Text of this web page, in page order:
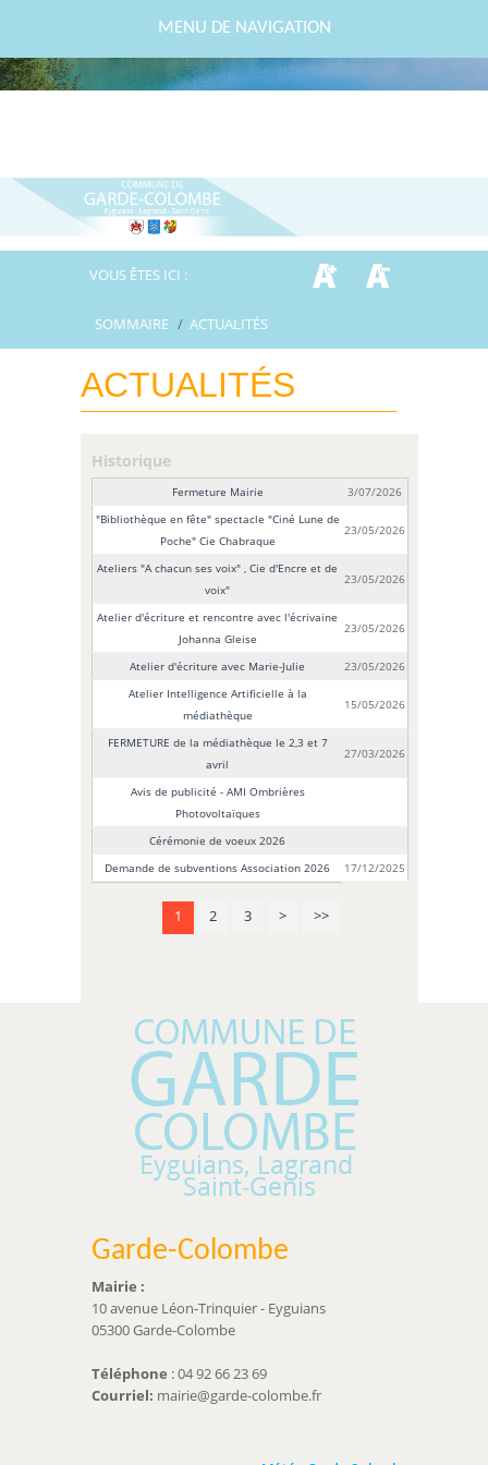
MENU DE NAVIGATION
VOUS ÊTES ICI :
SOMMAIRE / ACTUALITÉS
ACTUALITÉS
Historique
Fermeture Mairie
3/07/2026
"Bibliothèque en fête" spectacle "Ciné Lune de
Poche" Cie Chabraque
23/05/2026
Ateliers "A chacun ses voix" , Cie d'Encre et de
voix"
23/05/2026
Atelier d'écriture et rencontre avec l'écrivaine
Johanna Gleise
23/05/2026
Atelier d'écriture avec Marie-Julie
23/05/2026
Atelier Intelligence Artificielle à la
médiathèque
15/05/2026
FERMETURE de la médiathèque le 2,3 et 7
avril
27/03/2026
Avis de publicité - AMI Ombrières
Photovoltaïques
Cérémonie de voeux 2026
Demande de subventions Association 2026
17/12/2025
1 2 3 > >>
Garde-Colombe
Mairie :
10 avenue Léon-Trinquier - Eyguians
05300 Garde-Colombe
Téléphone : 04 92 66 23 69
Courriel: mairie@garde-colombe.fr